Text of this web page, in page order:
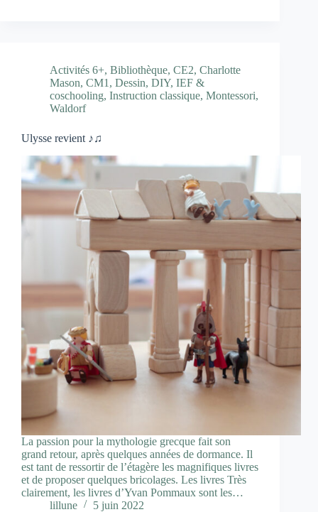
Activités 6+, Bibliothèque, CE2, Charlotte
Mason, CM1 , Dessin, DIY, IEF &
coschooling, Instruction classique, Montessori,
Waldorf
Ulysse revient ♪♫
La passion pour la mythologie grecque fait son
grand retour, après quelques années de dormance. Il
est tant de ressortir de l’étagère les magnifiques livres
et de proposer quelques bricolages. Les livres Très
clairement, les livres d’Yvan Pommaux sont les…
lillune
5 juin 2022